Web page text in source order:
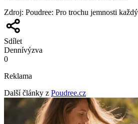
Zdroj: Poudree: Pro trochu jemnosti
Sdílet
Dennívýzva
0
Reklama
Další články z Poudree.cz